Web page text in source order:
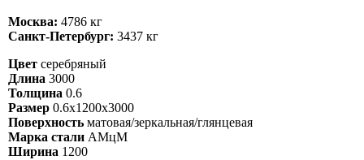
Москва: 4786 кг
Санкт-Петербург: 3437 кг
Цвет серебряный
Длина 3000
Толщина 0.6
Размер 0.6х1200х3000
Поверхность матовая/зеркальная/глянцевая
Марка стали АМцМ
Ширина 1200